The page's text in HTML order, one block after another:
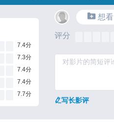
7.4分
7.3分
7.4分
7.4分
7.7分
想看
评分
写长影评